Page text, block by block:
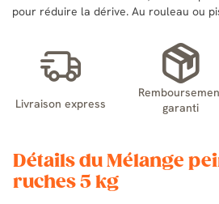
pour réduire la dérive. Au rouleau ou
Livraison express
garanti
Détails du Mélange
ruches 5 kg